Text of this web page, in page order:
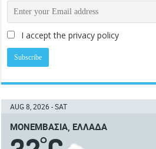
I accept the privacy policy
AUG 8, 2026 - SAT
ΜΟΝΕΜΒΑΣΙΆ, ΕΛΛΆΔΑ
°